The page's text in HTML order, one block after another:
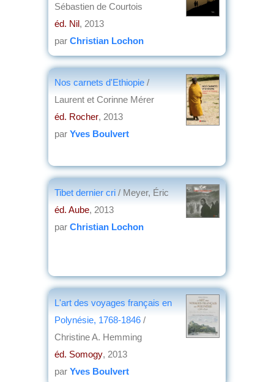
Sébastien de Courtois
éd. Nil, 2013
par Christian Lochon
Nos carnets d'Ethiopie /
Laurent et Corinne Mérer
éd. Rocher, 2013
par Yves Boulvert
Tibet dernier cri / Meyer, Éric
éd. Aube, 2013
par Christian Lochon
L'art des voyages français en
Polynésie, 1768-1846 /
Christine A. Hemming
éd. Somogy, 2013
par Yves Boulvert